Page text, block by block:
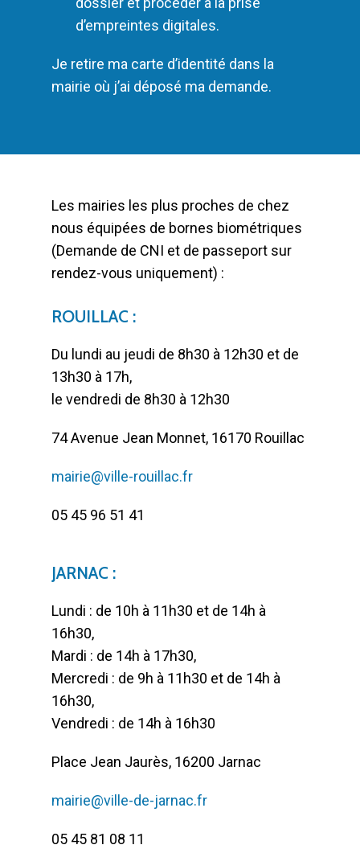
d’empreintes digitales.
Je retire ma carte d’identité dans la
mairie où j’ai déposé ma demande.
Les mairies les plus proches de chez
nous équipées de bornes biométriques
(Demande de CNI et de passeport sur
rendez-vous uniquement) :
ROUILLAC :
Du lundi au jeudi de 8h30 à 12h30 et de
13h30 à 17h,
le vendredi de 8h30 à 12h30
74 Avenue Jean Monnet, 16170 Rouillac
mairie@ville-rouillac.fr
05 45 96 51 41
JARNAC :
Lundi : de 10h à 11h30 et de 14h à
16h30,
Mardi : de 14h à 17h30,
Mercredi : de 9h à 11h30 et de 14h à
16h30,
Vendredi : de 14h à 16h30
Place Jean Jaurès, 16200 Jarnac
mairie@ville-de-jarnac.fr
05 45 81 08 11